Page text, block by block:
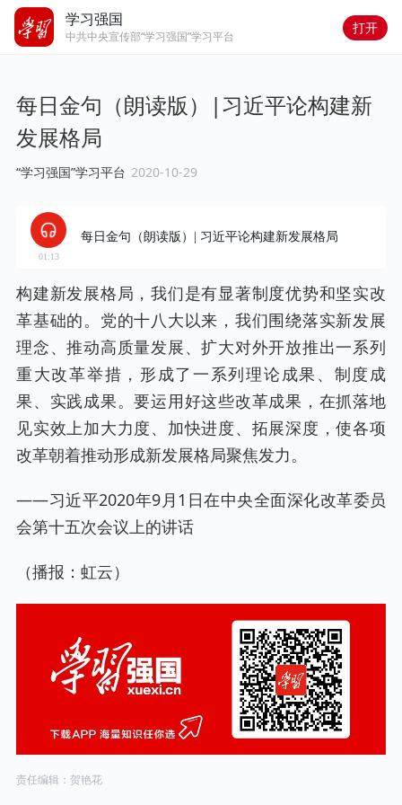
学习强国
中共中央宣传部“学习强国”学习平台
打开
每日金句（朗读版）|习近平论构建新
发展格局
“学习强国”学习平台 2020-10-29
01:13
每日金句（朗读版）| 习近平论构建新发展格局
构建新发展格局，我们是有显著制度优势和坚实改
革基础的。党的十八大以来，我们围绕落实新发展
理念、推动高质量发展、扩大对外开放推出一系列
重大改革举措，形成了一系列理论成果、制度成
果、实践成果。要运用好这些改革成果，在抓落地
见实效上加大力度、加快进度、拓展深度，使各项
改革朝着推动形成新发展格局聚焦发力。
——习近平2020年9月1日在中央全面深化改革委员
会第十五次会议上的讲话
（播报：虹云）
责任编辑：贺艳花